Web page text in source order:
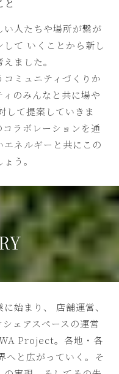
と
人たちや場所が繋が
て いくことから新し
ました。
ミュニティづくりか
のみんなと共に場や
して提案していきま
ラボレーションを通
ネルギーと共にこの
う。
始まり、 店舗運営、
ェアスペースの運営
Project。各地・各
へと広がっていく。そ